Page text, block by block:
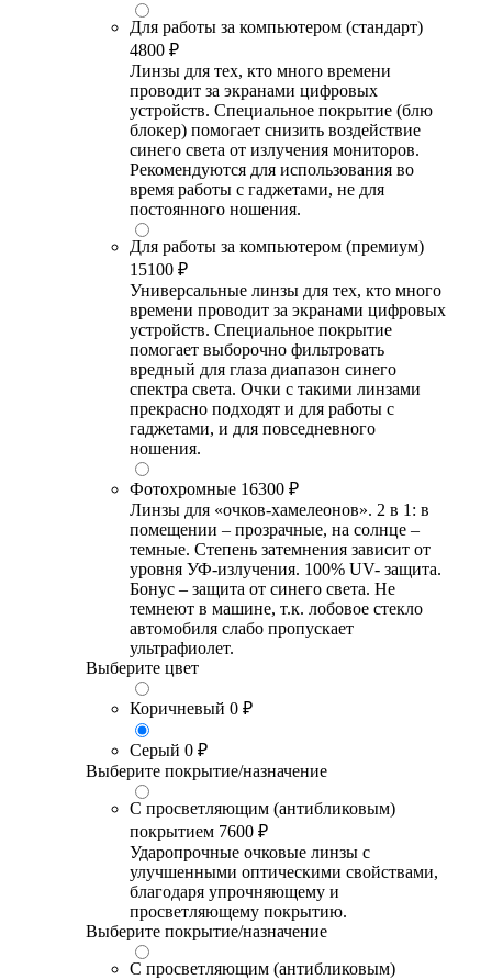
Для работы за компьютером (стандарт)
4800 ₽
Линзы для тех, кто много времени
проводит за экранами цифровых
устройств. Специальное покрытие (блю
блокер) помогает снизить воздействие
синего света от излучения мониторов.
Рекомендуются для использования во
время работы с гаджетами, не для
постоянного ношения.
Для работы за компьютером (премиум)
15100 ₽
Универсальные линзы для тех, кто много
времени проводит за экранами цифровых
устройств. Специальное покрытие
помогает выборочно фильтровать
вредный для глаза диапазон синего
спектра света. Очки с такими линзами
прекрасно подходят и для работы с
гаджетами, и для повседневного
ношения.
Фотохромные 16300 ₽
Линзы для «очков-хамелеонов». 2 в 1: в
помещении – прозрачные, на солнце –
темные. Степень затемнения зависит от
уровня УФ-излучения. 100% UV- защита.
Бонус – защита от синего света. Не
темнеют в машине, т.к. лобовое стекло
автомобиля слабо пропускает
ультрафиолет.
Выберите цвет
Коричневый 0 ₽
Серый 0 ₽
Выберите покрытие/назначение
С просветляющим (антибликовым)
покрытием 7600 ₽
Ударопрочные очковые линзы с
улучшенными оптическими свойствами,
благодаря упрочняющему и
просветляющему покрытию.
Выберите покрытие/назначение
С просветляющим (антибликовым)